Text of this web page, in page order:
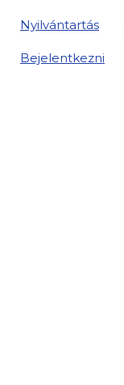
Nyilvántartás
Bejelentkezni